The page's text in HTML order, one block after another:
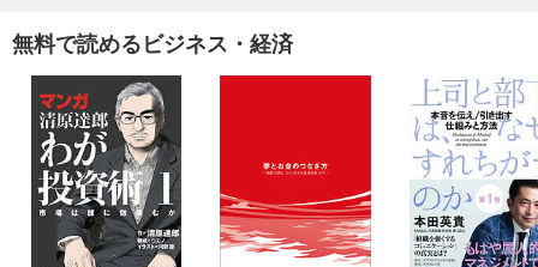
無料で読めるビジネス・経済